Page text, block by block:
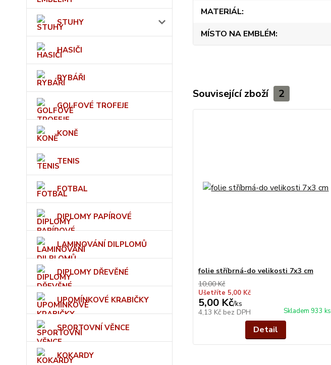
STUHY
HASIČI
RYBÁŘI
GOLFOVÉ TROFEJE
KONĚ
TENIS
FOTBAL
DIPLOMY PAPÍROVÉ
LAMINOVÁNÍ DILPLOMŮ
DIPLOMY DŘEVĚNÉ
UPOMÍNKOVÉ KRABIČKY
SPORTOVNÍ VĚNCE
KOKARDY
MATERIÁL
MÍSTO NA EMBLÉM
Související zboží 2
folie stříbrná-do velikosti 7x3 cm
10,00 Kč
Ušetříte 5,00 Kč
5,00 Kč/ks
4,13 Kč bez DPH Skladem 933 ks
Detail